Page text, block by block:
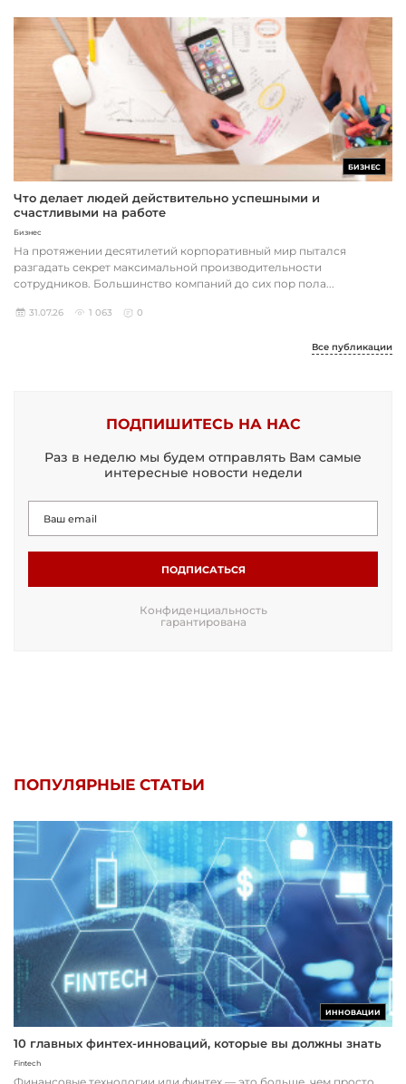
БИЗНЕС
Что делает людей действительно успешными и
счастливыми на работе
Бизнес
На протяжении десятилетий корпоративный мир пытался
разгадать секрет максимальной производительности
сотрудников. Большинство компаний до сих пор пола...
31.07.26 1 063 0
Все публикации
ПОДПИШИТЕСЬ НА НАС
Раз в неделю мы будем отправлять Вам самые
интересные новости недели
ПОДПИСАТЬСЯ
Конфиденциальность
гарантирована
ПОПУЛЯРНЫЕ СТАТЬИ
ИННОВАЦИИ
10 главных финтех-инноваций, которые вы должны знать
Fintech